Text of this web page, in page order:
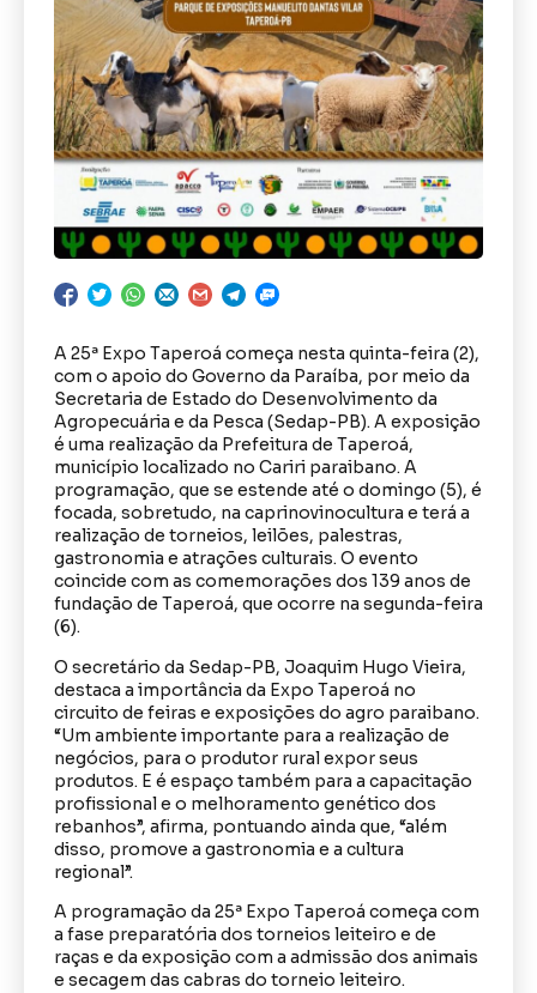
A 25ª Expo Taperoá começa nesta quinta-feira (2),
com o apoio do Governo da Paraíba, por meio da
Secretaria de Estado do Desenvolvimento da
Agropecuária e da Pesca (Sedap-PB). A exposição
é uma realização da Prefeitura de Taperoá,
município localizado no Cariri paraibano. A
programação, que se estende até o domingo (5), é
focada, sobretudo, na caprinovinocultura e terá a
realização de torneios, leilões, palestras,
gastronomia e atrações culturais. O evento
coincide com as comemorações dos 139 anos de
fundação de Taperoá, que ocorre na segunda-feira
(6).
O secretário da Sedap-PB, Joaquim Hugo Vieira,
destaca a importância da Expo Taperoá no
circuito de feiras e exposições do agro paraibano.
“Um ambiente importante para a realização de
negócios, para o produtor rural expor seus
produtos. E é espaço também para a capacitação
profissional e o melhoramento genético dos
rebanhos”, afirma, pontuando ainda que, “além
disso, promove a gastronomia e a cultura
regional”.
A programação da 25ª Expo Taperoá começa com
a fase preparatória dos torneios leiteiro e de
raças e da exposição com a admissão dos animais
e secagem das cabras do torneio leiteiro.